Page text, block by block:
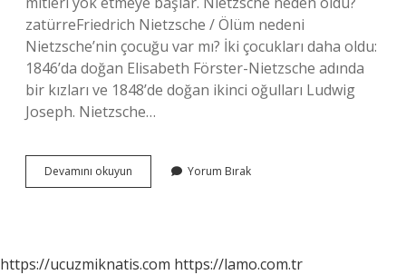
zatürreFriedrich Nietzsche / Ölüm nedeni
Nietzsche’nin çocuğu var mı? İki çocukları daha oldu:
1846’da doğan Elisabeth Förster-Nietzsche adında
bir kızları ve 1848’de doğan ikinci oğulları Ludwig
Joseph. Nietzsche…
Devamını okuyun Frederic
Niche
Yorum Bırak
https://ucuzmiknatis.com https://lamo.com.tr